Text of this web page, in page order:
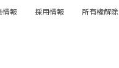
情報 採用情報 所有権解除